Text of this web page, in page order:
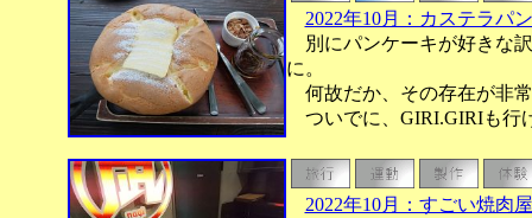
2022年10月：カステラパ
別にパンケーキが好きな
に。
何故だか、その存在が非
ついでに、GIRI.GIRIも行
2022年10月：すごい焼肉